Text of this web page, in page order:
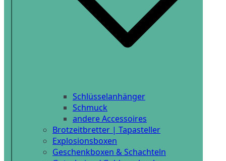
Schlüsselanhänger
Schmuck
andere Accessoires
Brotzeitbretter | Tapasteller
Explosionsboxen
Geschenkboxen & Schachteln